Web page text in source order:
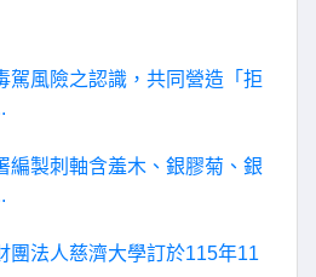
駕風險之認識，共同營造「拒
編製刺軸含羞木、銀膠菊、銀
團法人慈濟大學訂於115年11